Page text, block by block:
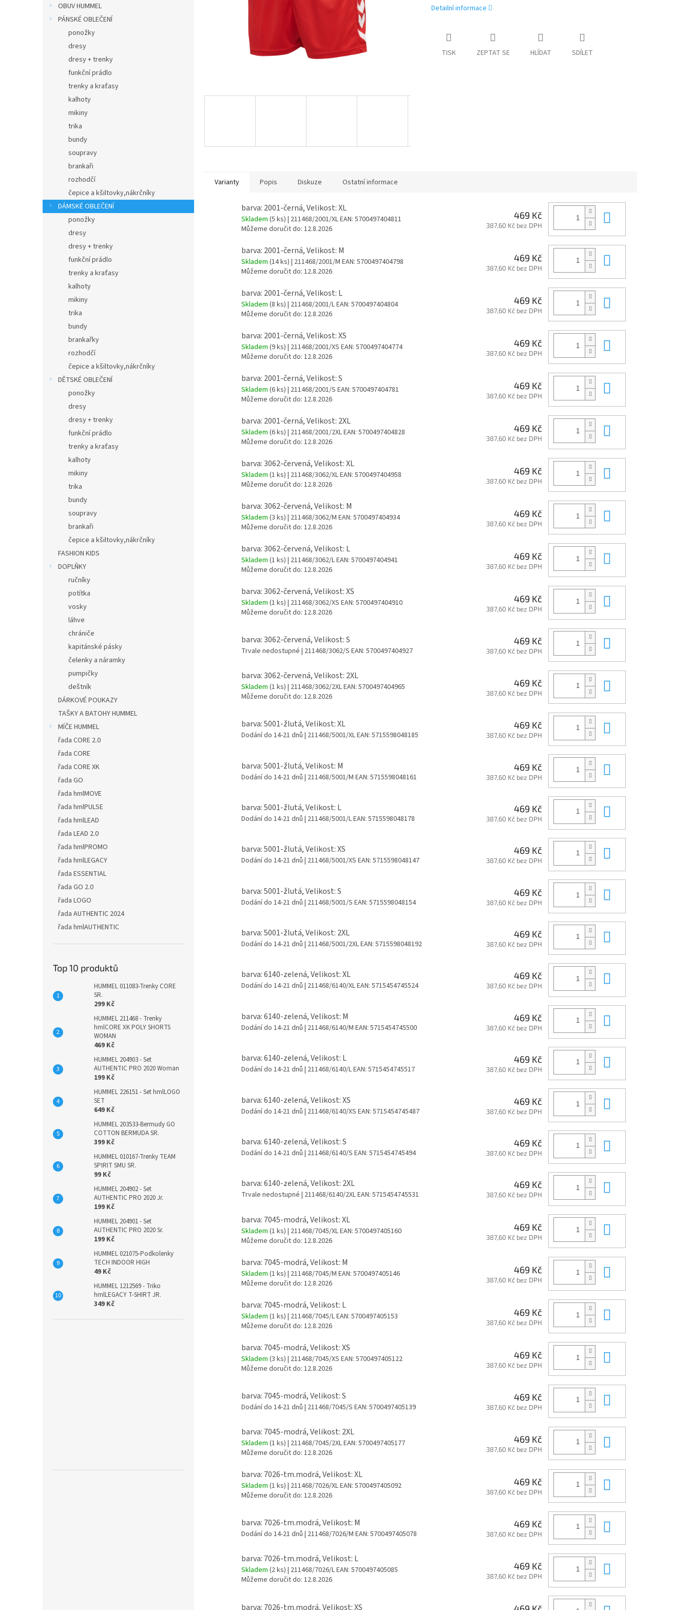
OBUV HUMMEL
PÁNSKÉ OBLEČENÍ
ponožky
dresy
dresy + trenky
funkční prádlo
trenky a kraťasy
kalhoty
mikiny
trika
bundy
soupravy
brankaři
rozhodčí
čepice a kšiltovky,nákrčníky
DÁMSKÉ OBLEČENÍ
ponožky
dresy
dresy + trenky
funkční prádlo
trenky a kraťasy
kalhoty
mikiny
trika
bundy
brankařky
rozhodčí
čepice a kšiltovky,nákrčníky
DĚTSKÉ OBLEČENÍ
ponožky
dresy
dresy + trenky
funkční prádlo
trenky a kraťasy
kalhoty
mikiny
trika
bundy
soupravy
brankaři
čepice a kšiltovky,nákrčníky
FASHION KIDS
DOPLŇKY
ručníky
potítka
vosky
láhve
chrániče
kapitánské pásky
čelenky a náramky
pumpičky
deštník
DÁRKOVÉ POUKAZY
TAŠKY A BATOHY HUMMEL
MÍČE HUMMEL
řada CORE 2.0
řada CORE
řada CORE XK
řada GO
řada hmlMOVE
řada hmlPULSE
řada hmlLEAD
řada LEAD 2.0
řada hmlPROMO
řada hmlLEGACY
řada ESSENTIAL
řada GO 2.0
řada LOGO
řada AUTHENTIC 2024
řada hmlAUTHENTIC
Top 10 produktů
HUMMEL 011083-Trenky CORE
SR.
299 Kč
HUMMEL 211468 - Trenky
hmlCORE XK POLY SHORTS
WOMAN
469 Kč
HUMMEL 204903 - Set
AUTHENTIC PRO 2020 Woman
199 Kč
HUMMEL 226151 - Set hmlLOGO
SET
649 Kč
HUMMEL 203533-Bermudy GO
COTTON BERMUDA SR.
399 Kč
HUMMEL 010167-Trenky TEAM
SPIRIT SMU SR.
99 Kč
HUMMEL 204902 - Set
AUTHENTIC PRO 2020 Jr.
199 Kč
HUMMEL 204901 - Set
AUTHENTIC PRO 2020 Sr.
199 Kč
HUMMEL 021075-Podkolenky
TECH INDOOR HIGH
49 Kč
HUMMEL 1212569 - Triko
hmlLEGACY T-SHIRT JR.
349 Kč
Detailní informace
TISK ZEPTAT SE HLÍDAT SDÍLET
Varianty Popis Diskuze Ostatní informace
barva: 2001-černá, Velikost: XL
Skladem (5 ks) | 211468/2001/XLEAN: 5700497404811
Můžeme doručit do: 12.8.2026
469 Kč
387,60 Kč bez DPH
barva: 2001-černá, Velikost: M
Skladem (14 ks) | 211468/2001/M EAN: 5700497404798
Můžeme doručit do: 12.8.2026
469 Kč
387,60 Kč bez DPH
barva: 2001-černá, Velikost: L
Skladem (8 ks) | 211468/2001/LEAN: 5700497404804
Můžeme doručit do: 12.8.2026
469 Kč
387,60 Kč bez DPH
barva: 2001-černá, Velikost: XS
Skladem (9 ks) | 211468/2001/XS EAN: 5700497404774
Můžeme doručit do: 12.8.2026
469 Kč
387,60 Kč bez DPH
barva: 2001-černá, Velikost: S
Skladem (6 ks) | 211468/2001/S EAN: 5700497404781
Můžeme doručit do: 12.8.2026
469 Kč
387,60 Kč bez DPH
barva: 2001-černá, Velikost: 2XL
Skladem (6 ks) | 211468/2001/2XLEAN: 5700497404828
Můžeme doručit do: 12.8.2026
469 Kč
387,60 Kč bez DPH
barva: 3062-červená, Velikost: XL
Skladem (1 ks) | 211468/3062/XLEAN: 5700497404958
Můžeme doručit do: 12.8.2026
469 Kč
387,60 Kč bez DPH
barva: 3062-červená, Velikost: M
Skladem (3 ks) | 211468/3062/M EAN: 5700497404934
Můžeme doručit do: 12.8.2026
469 Kč
387,60 Kč bez DPH
barva: 3062-červená, Velikost: L
Skladem (1 ks) | 211468/3062/LEAN: 5700497404941
Můžeme doručit do: 12.8.2026
469 Kč
387,60 Kč bez DPH
barva: 3062-červená, Velikost: XS
Skladem (1 ks) | 211468/3062/XS EAN: 5700497404910
Můžeme doručit do: 12.8.2026
469 Kč
387,60 Kč bez DPH
barva: 3062-červená, Velikost: S
Trvale nedostupné | 211468/3062/S EAN: 5700497404927
469 Kč
387,60 Kč bez DPH
barva: 3062-červená, Velikost: 2XL
Skladem (1 ks) | 211468/3062/2XLEAN: 5700497404965
Můžeme doručit do: 12.8.2026
469 Kč
387,60 Kč bez DPH
barva: 5001-žlutá, Velikost: XL
Dodání do 14-21 dnů | 211468/5001/XLEAN: 5715598048185
469 Kč
387,60 Kč bez DPH
barva: 5001-žlutá, Velikost: M
Dodání do 14-21 dnů | 211468/5001/M EAN: 5715598048161
469 Kč
387,60 Kč bez DPH
barva: 5001-žlutá, Velikost: L
Dodání do 14-21 dnů | 211468/5001/LEAN: 5715598048178
469 Kč
387,60 Kč bez DPH
barva: 5001-žlutá, Velikost: XS
Dodání do 14-21 dnů | 211468/5001/XS EAN: 5715598048147
469 Kč
387,60 Kč bez DPH
barva: 5001-žlutá, Velikost: S
Dodání do 14-21 dnů | 211468/5001/S EAN: 5715598048154
469 Kč
387,60 Kč bez DPH
barva: 5001-žlutá, Velikost: 2XL
Dodání do 14-21 dnů | 211468/5001/2XLEAN: 5715598048192
469 Kč
387,60 Kč bez DPH
barva: 6140-zelená, Velikost: XL
Dodání do 14-21 dnů | 211468/6140/XLEAN: 5715454745524
469 Kč
387,60 Kč bez DPH
barva: 6140-zelená, Velikost: M
Dodání do 14-21 dnů | 211468/6140/M EAN: 5715454745500
469 Kč
387,60 Kč bez DPH
barva: 6140-zelená, Velikost: L
Dodání do 14-21 dnů | 211468/6140/LEAN: 5715454745517
469 Kč
387,60 Kč bez DPH
barva: 6140-zelená, Velikost: XS
Dodání do 14-21 dnů | 211468/6140/XS EAN: 5715454745487
469 Kč
387,60 Kč bez DPH
barva: 6140-zelená, Velikost: S
Dodání do 14-21 dnů | 211468/6140/S EAN: 5715454745494
469 Kč
387,60 Kč bez DPH
barva: 6140-zelená, Velikost: 2XL
Trvale nedostupné | 211468/6140/2XLEAN: 5715454745531
469 Kč
387,60 Kč bez DPH
barva: 7045-modrá, Velikost: XL
Skladem (1 ks) | 211468/7045/XLEAN: 5700497405160
Můžeme doručit do: 12.8.2026
469 Kč
387,60 Kč bez DPH
barva: 7045-modrá, Velikost: M
Skladem (1 ks) | 211468/7045/M EAN: 5700497405146
Můžeme doručit do: 12.8.2026
469 Kč
387,60 Kč bez DPH
barva: 7045-modrá, Velikost: L
Skladem (1 ks) | 211468/7045/LEAN: 5700497405153
Můžeme doručit do: 12.8.2026
469 Kč
387,60 Kč bez DPH
barva: 7045-modrá, Velikost: XS
Skladem (3 ks) | 211468/7045/XS EAN: 5700497405122
Můžeme doručit do: 12.8.2026
469 Kč
387,60 Kč bez DPH
barva: 7045-modrá, Velikost: S
Dodání do 14-21 dnů | 211468/7045/S EAN: 5700497405139
469 Kč
387,60 Kč bez DPH
barva: 7045-modrá, Velikost: 2XL
Skladem (1 ks) | 211468/7045/2XLEAN: 5700497405177
Můžeme doručit do: 12.8.2026
469 Kč
387,60 Kč bez DPH
barva: 7026-tm.modrá, Velikost: XL
Skladem (1 ks) | 211468/7026/XLEAN: 5700497405092
Můžeme doručit do: 12.8.2026
469 Kč
387,60 Kč bez DPH
barva: 7026-tm.modrá, Velikost: M
Dodání do 14-21 dnů | 211468/7026/M EAN: 5700497405078
469 Kč
387,60 Kč bez DPH
barva: 7026-tm.modrá, Velikost: L
Skladem (2 ks) | 211468/7026/LEAN: 5700497405085
Můžeme doručit do: 12.8.2026
469 Kč
387,60 Kč bez DPH
barva: 7026-tm.modrá, Velikost: XS